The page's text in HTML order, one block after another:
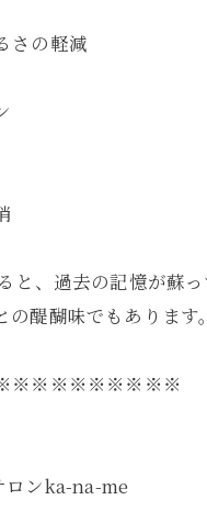
さの軽減
と、過去の記憶が蘇
醍醐味でもあります。
ロンka-na-me